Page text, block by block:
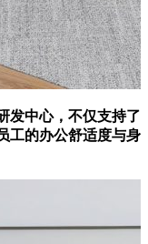
发中心，不仅支持了
工的办公舒适度与身